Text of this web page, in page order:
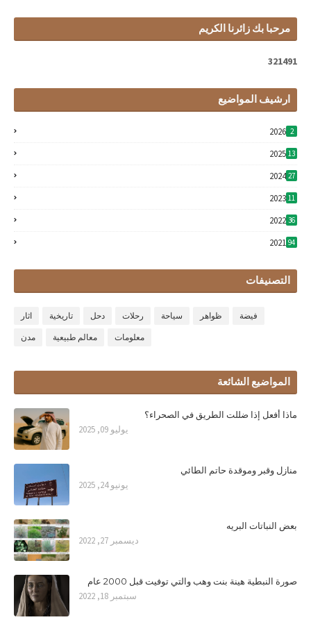
مرحبا بك زائرنا الكريم
321491
ارشيف المواضيع
2026 2
2025 13
2024 27
2023 11
2022 36
2021 94
التصنيفات
اثار تاريخية دحل رحلات سياحة ظواهر فيضة
مدن معالم طبيعية معلومات
المواضيع الشائعة
ماذا أفعل إذا ضللت الطريق في الصحراء؟
يوليو 09, 2025
منازل وقبر وموقدة حاتم الطائي
يونيو 24, 2025
بعض النباتات البريه
ديسمبر 27, 2022
صورة النبطية هينة بنت وهب والتي توفيت قبل 2000 عام
سبتمبر 18, 2022